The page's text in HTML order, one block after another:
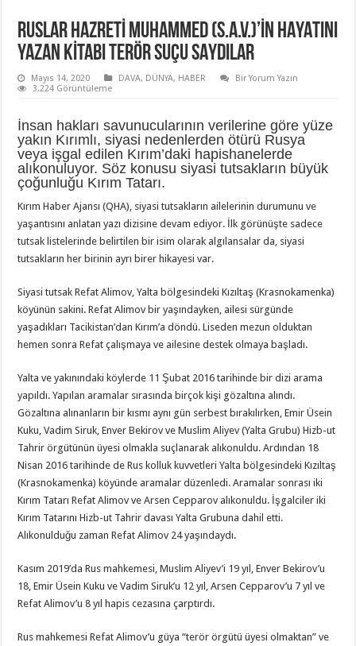
RUSLAR HAZRETI MUHAMMED (S.A.V.)’IN HAYATINI
YAZAN KITABI TERÖR SUÇU SAYDILAR
Mayıs 14, 2020 DAVA, DÜNYA, HABER
Bir Yorum Yazın
3,224 Görüntüleme
İnsan hakları savunucularının verilerine göre yüze
yakın Kırımlı, siyasi nedenlerden ötürü Rusya
veya işgal edilen Kırım’daki hapishanelerde
alıkonuluyor. Söz konusu siyasi tutsakların büyük
çoğunluğu Kırım Tatarı.
Kırım Haber Ajansı (QHA), siyasi tutsakların ailelerinin durumunu ve
yaşantısını anlatan yazı dizisine devam ediyor. İlk görünüşte sadece
tutsak listelerinde belirtilen bir isim olarak algılansalar da, siyasi
tutsakların her birinin ayrı birer hikayesi var.
Siyasi tutsak Refat Alimov, Yalta bölgesindeki Kızıltaş (Krasnokamenka)
köyünün sakini. Refat Alimov bir yaşındayken, ailesi sürgünde
yaşadıkları Tacikistan’dan Kırım’a döndü. Liseden mezun olduktan
hemen sonra Refat çalışmaya ve ailesine destek olmaya başladı.
Yalta ve yakınındaki köylerde 11 Şubat 2016 tarihinde bir dizi arama
yapıldı. Yapılan aramalar sırasında birçok kişi gözaltına alındı.
Gözaltına alınanların bir kısmı aynı gün serbest bırakılırken, Emir Üsein
Kuku, Vadim Siruk, Enver Bekirov ve Muslim Aliyev (Yalta Grubu) Hizb-ut
Tahrir örgütünün üyesi olmakla suçlanarak alıkonuldu. Ardından 18
Nisan 2016 tarihinde de Rus kolluk kuvvetleri Yalta bölgesindeki Kızıltaş
(Krasnokamenka) köyünde aramalar düzenledi. Aramalar sonrası iki
Kırım Tatarı Refat Alimov ve Arsen Cepparov alıkonuldu. İşgalciler iki
Kırım Tatarını Hizb-ut Tahrir davası Yalta Grubuna dahil etti.
Alıkonulduğu zaman Refat Alimov 24 yaşındaydı.
Kasım 2019’da Rus mahkemesi, Muslim Aliyev’i 19 yıl, Enver Bekirov’u
18, Emir Üsein Kuku ve Vadim Siruk’u 12 yıl, Arsen Cepparov’u 7 yıl ve
Refat Alimov’u 8 yıl hapis cezasına çarptırdı.
Rus mahkemesi Refat Alimov’u güya “terör örgütü üyesi olmaktan” ve